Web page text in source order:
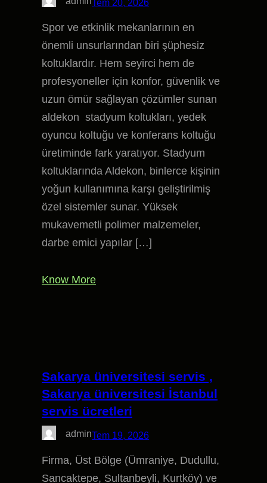
Tem 20, 2026
Spor ve etkinlik mekanlarının en
önemli unsurlarından biri şüphesiz
koltuklardır. Hem seyirci hem de
profesyoneller için konfor, güvenlik ve
uzun ömür sağlayan çözümler sunan
aldekon stadyum koltukları, yedek
oyuncu koltuğu ve konferans koltuğu
üretiminde fark yaratıyor. Stadyum
koltuklarında Aldekon, binlerce kişinin
yoğun kullanımına karşı geliştirilmiş
özel sistemler sunar. Yüksek
mukavemetli polimer malzemeler,
darbe emici yapılar […]
Know More
Sakarya üniversitesi servis ,
Sakarya üniversitesi İstanbul
servis ücretleri
adminTem 19, 2026
Firma, Üst Bölge (Ümraniye, Dudullu,
Sancaktepe, Sultanbeyli, Kurtköy) ve